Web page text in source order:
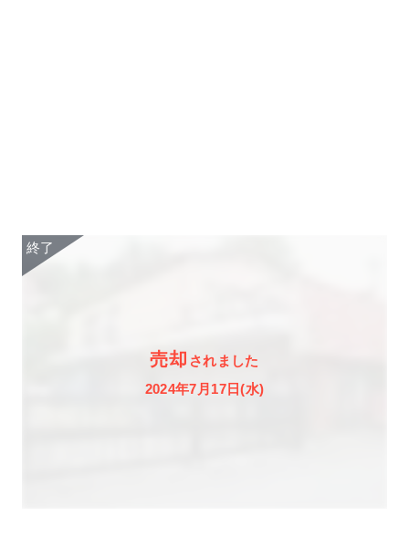
売却 されました
2024年7月17日(水)